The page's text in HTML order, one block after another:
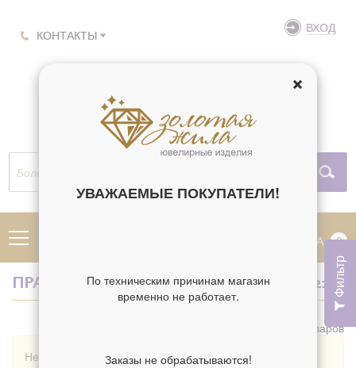
КОНТАКТЫ ВХОД
КОРЗИНА 0
Фильтр
ПРАВОСЛАВНЫЕ КОЛЬЦА ЗОЛОТЫЕ 21.5
Найдено 0 товаров
Нет товаров.
УВАЖАЕМЫЕ ПОКУПАТЕЛИ!
По техническим причинам магазин
временно не работает.
Заказы не обрабатываются!